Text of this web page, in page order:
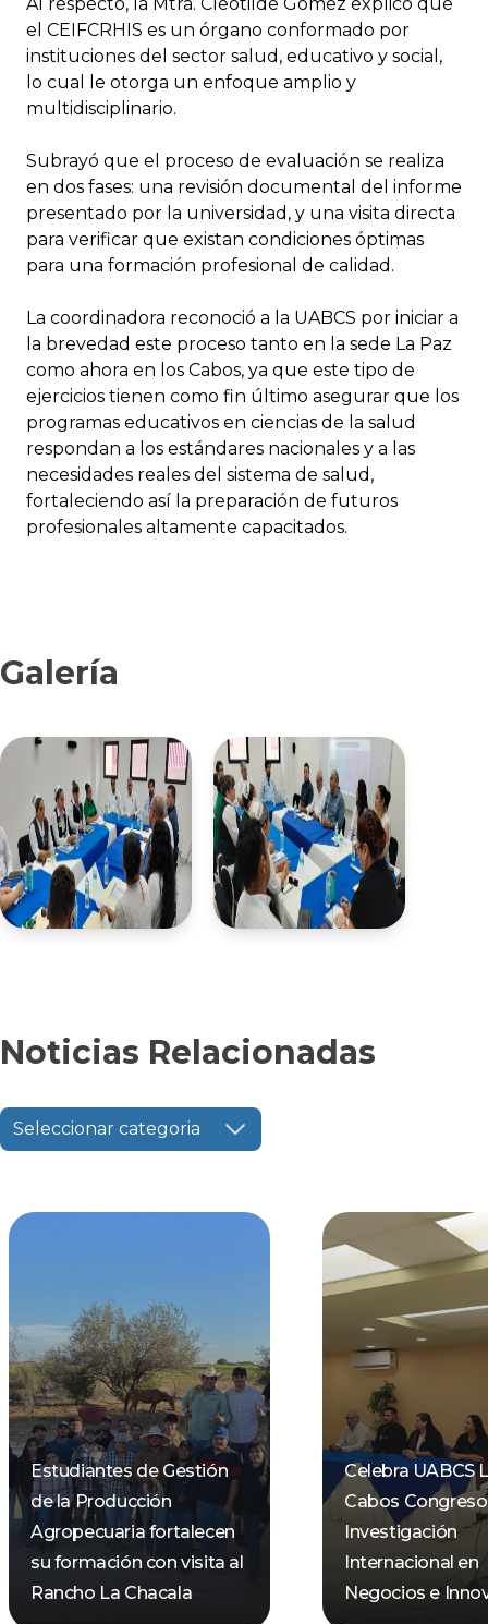
el CEIFCRHIS es un órgano conformado por
instituciones del sector salud, educativo y social,
lo cual le otorga un enfoque amplio y
multidisciplinario.
Subrayó que el proceso de evaluación se realiza
en dos fases: una revisión documental del informe
presentado por la universidad, y una visita directa
para verificar que existan condiciones óptimas
para una formación profesional de calidad.
La coordinadora reconoció a la UABCS por iniciar a
la brevedad este proceso tanto en la sede La Paz
como ahora en los Cabos, ya que este tipo de
ejercicios tienen como fin último asegurar que los
programas educativos en ciencias de la salud
respondan a los estándares nacionales y a las
necesidades reales del sistema de salud,
fortaleciendo así la preparación de futuros
profesionales altamente capacitados.
Galería
Noticias Relacionadas
Seleccionar categoria
Estudiantes de Gestión
de la Producción
Agropecuaria fortalecen
su formación con visita al
Rancho La Chacala
Celebra UABCS
Cabos
Investigación
Internacional en
Negocios e